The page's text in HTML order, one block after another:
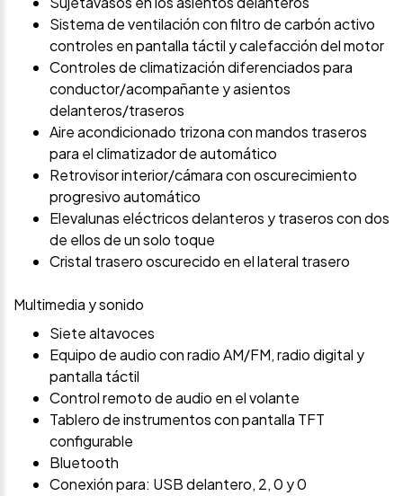
Sistema de ventilación con filtro de carbón activo
controles en pantalla táctil y calefacción del motor
Controles de climatización diferenciados para
conductor/acompañante y asientos
delanteros/traseros
Aire acondicionado trizona con mandos traseros
para el climatizador de automático
Retrovisor interior/cámara con oscurecimiento
progresivo automático
Elevalunas eléctricos delanteros y traseros con dos
de ellos de un solo toque
Cristal trasero oscurecido en el lateral trasero
Multimedia y sonido
Siete altavoces
Equipo de audio con radio AM/FM, radio digital y
pantalla táctil
Control remoto de audio en el volante
Tablero de instrumentos con pantalla TFT
configurable
Bluetooth
Conexión para: USB delantero, 2, 0 y 0